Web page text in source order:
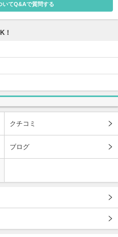
いてQ&Aで質問する
！
クチコミ
ブログ